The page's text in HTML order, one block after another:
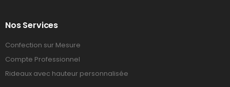
Nos Services
Confection sur Mesure
Compte Professionnel
Rideaux avec hauteur personnalisée